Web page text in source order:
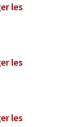
les
les
les